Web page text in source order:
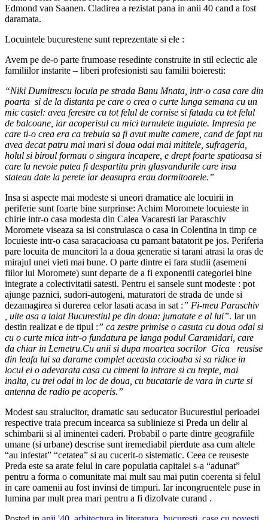
Edmond van Saanen. Cladirea a rezistat pana in anii 40 cand a fost
daramata.
Locuintele bucurestene sunt reprezentate si ele :
Avem pe de-o parte frumoase resedinte construite in stil eclectic ale
familiilor instarite – liberi profesionisti sau familii boieresti:
“Niki Dumitrescu locuia pe strada Banu Mnata, intr-o casa care din
poarta si de la distanta pe care o crea o curte lunga semana cu un
mic castel: avea ferestre cu tot felul de cornise si fatada cu tot felul
de balcoane, iar acoperisul cu mici turnulete tuguiate. Impresia pe
care ti-o crea era ca trebuia sa fi avut multe camere, cand de fapt nu
avea decat patru mai mari si doua odai mai mititele, sufrageria,
holul si biroul formau o singura incapere, e drept foarte spatioasa si
care la nevoie putea fi despartita prin glasvandurile care insa
stateau date la perete iar deasupra erau dormitoarele.”
Insa si aspecte mai modeste si uneori dramatice ale locuirii in
periferie sunt foarte bine surprinse: Achim Moromete locuieste in
chirie intr-o casa modesta din Calea Vacaresti iar Paraschiv
Moromete viseaza sa isi construiasca o casa in Colentina in timp ce
locuieste intr-o casa saracacioasa cu pamant batatorit pe jos. Periferia
pare locuita de muncitori la a doua generatie si tarani atrasi la oras de
mirajul unei vieti mai bune. O parte dintre ei fara studii (asemeni
fiilor lui Moromete) sunt departe de a fi exponentii categoriei bine
integrate a colectivitatii satesti. Pentru ei sansele sunt modeste : pot
ajunge paznici, sudori-autogeni, maturatori de strada de unde si
dezamagirea si durerea celor lasati acasa in sat :” Fi-meu Paraschiv
, uite asa a taiat Bucurestiul pe din doua: jumatate e al lui”. Iar un
destin realizat e de tipul :” ca zestre primise o casuta cu doua odai si
cu o curte mica intr-o fundatura pe langa podul Caramidari, care
da chiar in Lemetru.Cu anii si dupa moartea socrilor Gica reusise
din leafa lui sa darame complet aceasta cocioaba si sa ridice in
locul ei o adevarata casa cu ciment la intrare si cu trepte, mai
inalta, cu trei odai in loc de doua, cu bucatarie de vara in curte si
antenna de radio pe acoperis.”
Modest sau stralucitor, dramatic sau seducator Bucurestiul perioadei
respective traia precum incearca sa sublinieze si Preda un delir al
schimbarii si al iminentei caderi. Probabil o parte dintre geografiile
umane (si urbane) descrise sunt iremediabil pierdute asa cum altele
“au infestat” “cetatea” si au cucerit-o sistematic. Ceea ce reuseste
Preda este sa arate felul in care populatia capitalei s-a “adunat”
pentru a forma o comunitate mai mult sau mai putin coerenta si felul
in care oamenii au fost invinsi de timpuri. Iar incongruentele puse in
lumina par mult prea mari pentru a fi dizolvate curand .